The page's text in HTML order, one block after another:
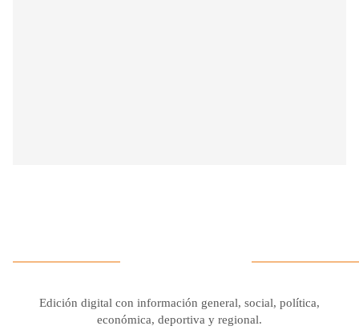
Edición digital con información general, social, política,
económica, deportiva y regional.